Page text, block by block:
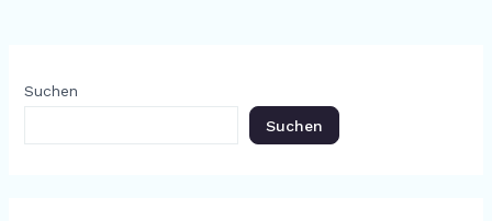
o
k
er
h
at
Suchen
Suchen